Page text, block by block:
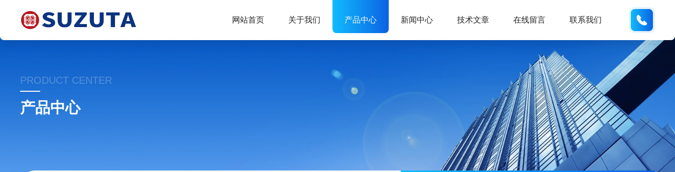
网站首页 关于我们 产品中心 新闻中心 技术文章 在线留言 联系我们
PRODUCT CENTER
产品中心